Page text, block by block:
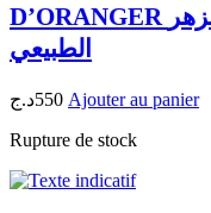
D’ORANGER ماء الزهر
الطبيعي
550د.ج
Ajouter au panier
Rupture de stock